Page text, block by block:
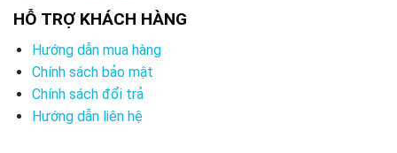
HỖ TRỢ KHÁCH HÀNG
Hướng dẫn mua hàng
Chính sách bảo mật
Chính sách đổi trả
Hướng dẫn liên hệ